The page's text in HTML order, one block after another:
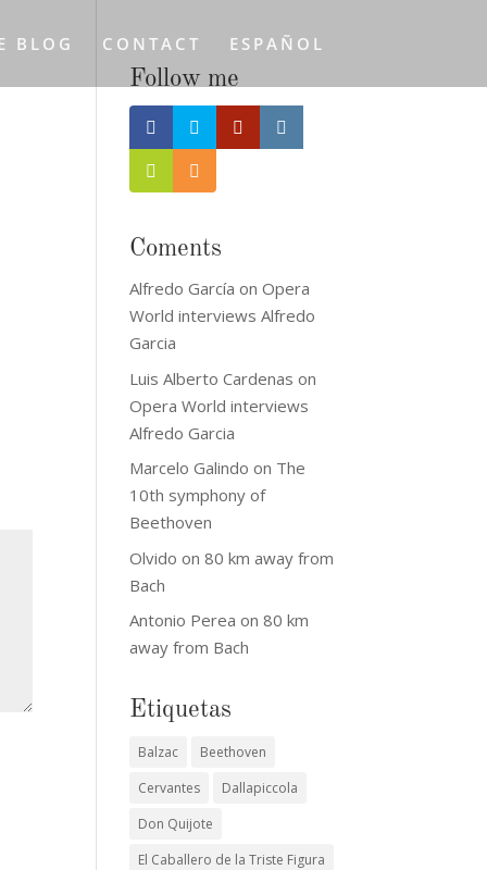
BLOG CONTACT ESPAÑOL
Follow me
Coments
Alfredo García onOpera
World interviews Alfredo
Garcia
Luis Alberto Cardenas on
Opera World interviews
Alfredo Garcia
Marcelo Galindo on The
10th symphony of
Beethoven
Olvido on80 km away from
Bach
Antonio Perea on80 km
away from Bach
Etiquetas
Balzac
Beethoven
Cervantes
Dallapiccola
Don Quijote
El Caballero de la Triste Figura